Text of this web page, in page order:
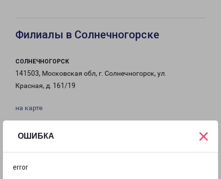
ОШИБКА
error
×
Филиалы в Солнечногорске
СОЛНЕЧНОГОРСК
141503, Московская обл, г. Солнечногорск, ул.
Красная, д. 161/19
на карте
8(496) 263-86-32